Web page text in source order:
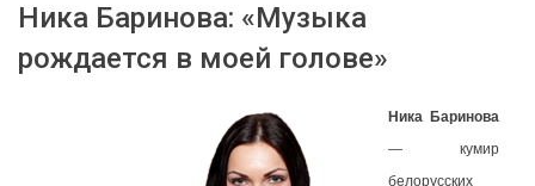
Ника Баринова: «Музыка
рождается в моей голове»
Ника Баринова
— кумир
белорусских